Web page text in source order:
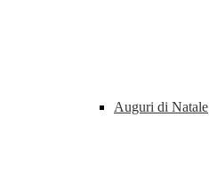
Auguri di Natale